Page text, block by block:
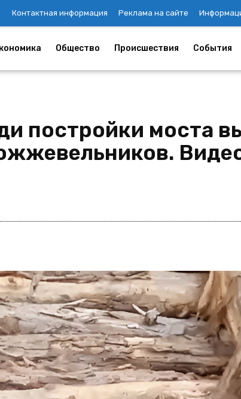
Контактная информация Реклама на сайте
Общество Происшествия События
постройки моста